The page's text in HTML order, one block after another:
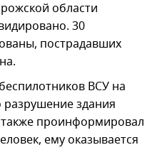
области
30
пострадавших
ВСУ на
здания
проинформировал
ему оказывается